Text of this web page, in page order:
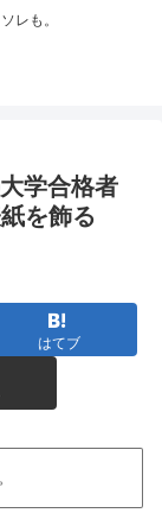
レも。
学合格者
を飾る
目ネタ
はてブ